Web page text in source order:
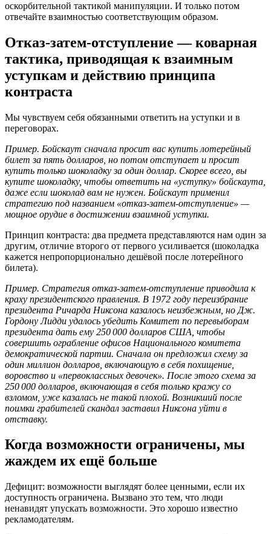
оскорбительной тактикой манипуляции. И только потом
отвечайте взаимностью соответствующим образом.
Отказ-затем-отступление — коварная
тактика, приводящая к взаимным
уступкам и действию принципа
контраста
Мы чувствуем себя обязанными ответить на уступки и в
переговорах.
Пример. Бойскаут сначала просит вас купить лотерейный
билет за пять долларов, но потом отступает и просит
купить только шоколадку за один доллар. Скорее всего, вы
купите шоколадку, чтобы ответить на «уступку» бойскаута,
даже если шоколад вам не нужен. Бойскаут применил
стратегию под названием «отказ-затем-отступление» —
мощное орудие в достижении взаимной уступки.
Принцип контраста: два предмета представляются нам один за
другим, отличие второго от первого усиливается (шоколадка
кажется непропорционально дешёвой после лотерейного
билета).
Пример. Стратегия отказ-затем-отступление приводила к
краху президентского правления. В 1972 году переизбрание
президента Ричарда Никсона казалось неизбежным, но Дж.
Гордону Лидди удалось убедить Комитет по перевыборам
президента дать ему 250 000 долларов США, чтобы
совершить ограбление офисов Национального комитета
демократической партии. Сначала он предложил схему за
один миллион долларов, включающую в себя похищение,
воровство и «первоклассных девочек». После этого схема за
250 000 долларов, включающая в себя только кражу со
взломом, уже казалась не такой плохой. Возникший после
поимки грабителей скандал заставил Никсона уйти в
отставку.
Когда возможности ограничены, мы
жаждем их ещё больше
Дефицит: возможности выглядят более ценными, если их
доступность ограничена. Вызвано это тем, что люди
ненавидят упускать возможности. Это хорошо известно
рекламодателям.